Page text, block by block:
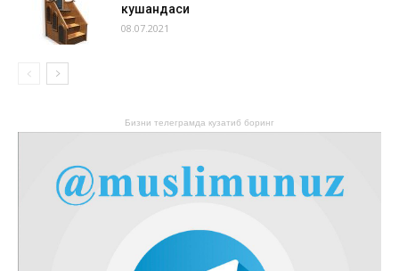
кушандаси
08.07.2021
Бизни телеграмда кузатиб боринг